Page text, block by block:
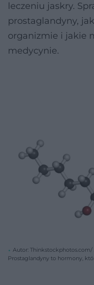
leczeniu jaskry.
prostaglandyny,
organizmie i jakie
medycynie.
Autor:
Prostaglandyny to hormony, które biorą udział w wielu procesach
w organizmie i jakie mają